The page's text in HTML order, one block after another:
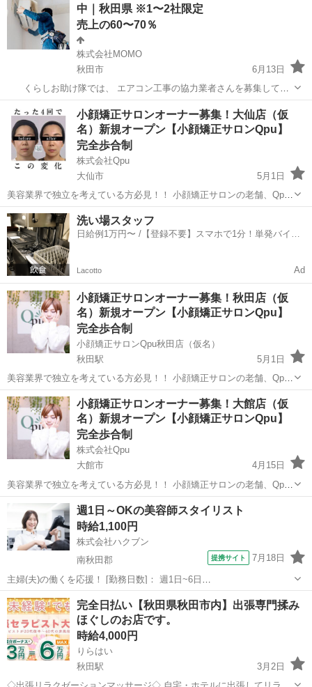
中｜秋田県 ※1〜2社限定
売上の60〜70％
株式会社MOMO
秋田市
6月13日
くらしお助け隊では、 エアコン工事の協力業者さんを募集してい
ます。 案件数に限りがあるため、 【秋田県は1〜2社限定】での募集と
なります。 【案件量について】 ・エアコン案件は通年で安定してあり
ます ...
秋田 秋田市 美容
小顔矯正サロンオーナー募集！大仙店（仮
名）新規オープン【小顔矯正サロンQpu】
完全歩合制
株式会社Qpu
大仙市
5月1日
美容業界で独立を考えている方必見！！ 小顔矯正サロンの老舗、Qpu
のオーナーとして、新しいキャリアをスタートしませんか？？ 🌟 「キ
ュープ」ってどんなサロン？ 🌟 Qpuは2012年に東京の六本木で第1号
店をオープ...
秋田 大仙市 セラピスト
洗い場スタッフ
日給例1万円〜 /【登録不要】スマホで1分！単発バイト
Lacotto Ad
小顔矯正サロンオーナー募集！秋田店（仮
名）新規オープン【小顔矯正サロンQpu】
完全歩合制
小顔矯正サロンQpu秋田店（仮名）
秋田駅
5月1日
美容業界で独立を考えている方必見！！ 小顔矯正サロンの老舗、Qpu
のオーナーとして、新しいキャリアをスタートしませんか？？ 🌟 「キ
ュープ」ってどんなサロン？ 🌟 Qpuは2012年に東京の六本木で第1号
店をオープ...
秋田 秋田市 秋田駅 リモート
小顔矯正サロンオーナー募集！大館店（仮
名）新規オープン【小顔矯正サロンQpu】
完全歩合制
株式会社Qpu
大館市
4月15日
美容業界で独立を考えている方必見！！ 小顔矯正サロンの老舗、Qpu
のオーナーとして、新しいキャリアをスタートしませんか？？ 🌟 「キ
ュープ」ってどんなサロン？ 🌟 Qpuは2012年に東京の六本木で第1号
店をオープ...
大館市 美容 リモート
週1日～OKの美容師スタイリスト
時給1,100円
株式会社ハクブン
南秋田郡
提携サイト 7月18日
主婦(夫)の働くを応援！ [勤務日数]： 週1日~6日
09:00~12:00/10:00~14:00/13:00~16:00/15:00~18:00/09:00~18:00 月/
火/水/木/金/土/日 などから選べます ...
秋田 南秋田郡 美容師
完全日払い【秋田県秋田市内】出張専門揉み
ほぐしのお店です。
時給4,000円
りらはい
秋田駅
3月2日